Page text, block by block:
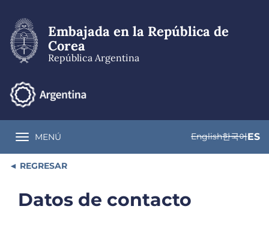
contenido
principal
Embajada en la República de
Corea
República Argentina
Toggle navigation
MENÚ English한국어ES
REGRESAR
Datos de contacto